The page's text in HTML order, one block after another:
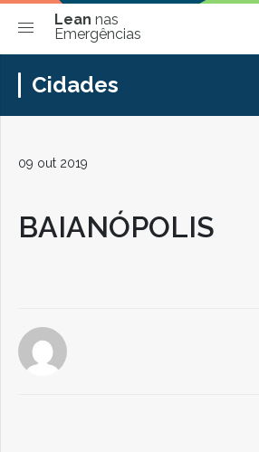
Lean nas
Emergências
Cidades
09 out 2019
BAIANÓPOLIS